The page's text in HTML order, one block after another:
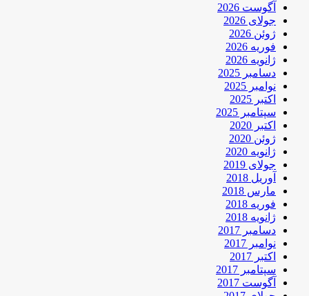
آگوست 2026
جولای 2026
ژوئن 2026
فوریه 2026
ژانویه 2026
دسامبر 2025
نوامبر 2025
اکتبر 2025
سپتامبر 2025
اکتبر 2020
ژوئن 2020
ژانویه 2020
جولای 2019
آوریل 2018
مارس 2018
فوریه 2018
ژانویه 2018
دسامبر 2017
نوامبر 2017
اکتبر 2017
سپتامبر 2017
آگوست 2017